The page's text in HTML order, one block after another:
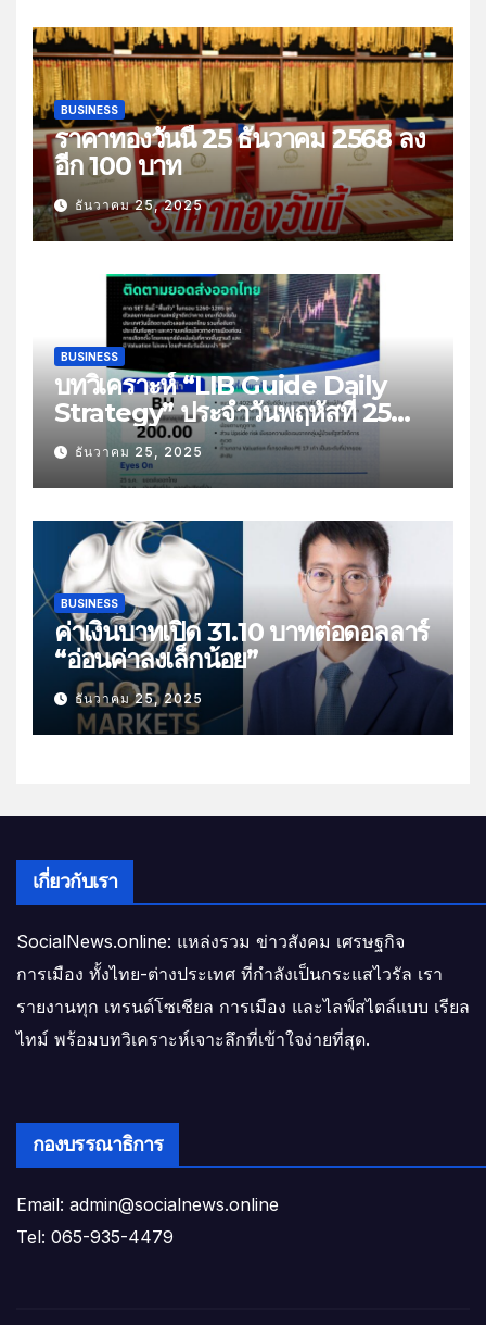
BUSINESS
ราคาทองวันนี้ 25 ธันวาคม 2568 ลง
อีก 100 บาท
ธันวาคม 25, 2025
BUSINESS
บทวิเคราะห์ “LIB Guide Daily
Strategy” ประจำวันพฤหัสที่ 25
ธันวาคม 2568 หัวข้อ “ติดตามยอด
ส่งออกไทย”
ธันวาคม 25, 2025
BUSINESS
ค่าเงินบาทเปิด 31.10 บาทต่อดอลลาร์
“อ่อนค่าลงเล็กน้อย”
ธันวาคม 25, 2025
เกี่ยวกับเรา
SocialNews.online: แหล่งรวม ข่าวสังคม เศรษฐกิจ
การเมือง ทั้งไทย-ต่างประเทศ ที่กำลังเป็นกระแสไวรัล เรา
รายงานทุก เทรนด์โซเชียล การเมือง และไลฟ์สไตล์แบบ เรียล
ไทม์ พร้อมบทวิเคราะห์เจาะลึกที่เข้าใจง่ายที่สุด.
กองบรรณาธิการ
Email: admin@socialnews.online
Tel: 065-935-4479